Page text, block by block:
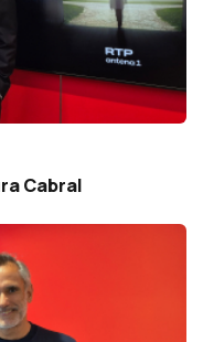
Cabral